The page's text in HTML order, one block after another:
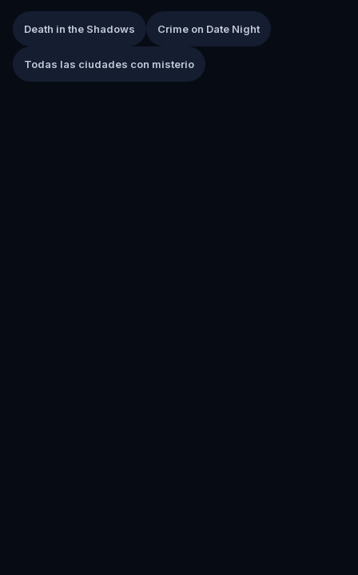
Death in the Shadows Crime on Date Night
Todas las ciudades con misterio